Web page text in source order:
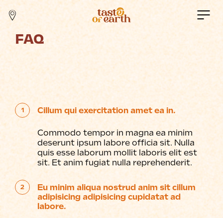
FAQ
1 Cillum qui exercitation amet ea in.
Commodo tempor in magna ea minim
deserunt ipsum labore officia sit. Nulla
quis esse laborum mollit laboris elit est
sit. Et anim fugiat nulla reprehenderit.
2
Eu minim aliqua nostrud anim sit cillum
adipisicing adipisicing cupidatat ad
labore.